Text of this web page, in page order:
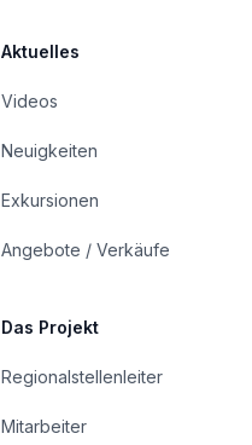
Aktuelles
Videos
Neuigkeiten
Exkursionen
Angebote / Verkäufe
Das Projekt
Regionalstellenleiter
Mitarbeiter